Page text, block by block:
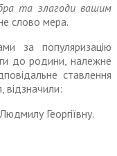
та злагоди вашим
слово мера.
за популяризацію
до родини, належне
ставлення
відзначили:
Георгіївну.